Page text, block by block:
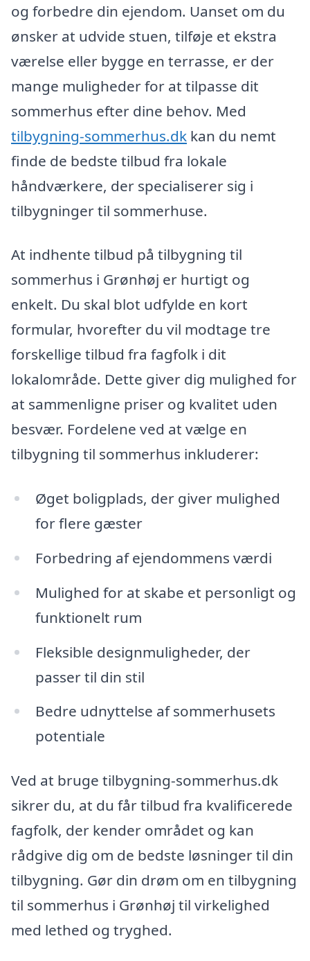
og forbedre din ejendom. Uanset om du
ønsker at udvide stuen, tilføje et ekstra
værelse eller bygge en terrasse, er der
mange muligheder for at tilpasse dit
sommerhus efter dine behov. Med
tilbygning-sommerhus.dk kan du nemt
finde de bedste tilbud fra lokale
håndværkere, der specialiserer sig i
tilbygninger til sommerhuse.
At indhente tilbud på tilbygning til
sommerhus i Grønhøj er hurtigt og
enkelt. Du skal blot udfylde en kort
formular, hvorefter du vil modtage tre
forskellige tilbud fra fagfolk i dit
lokalområde. Dette giver dig mulighed for
at sammenligne priser og kvalitet uden
besvær. Fordelene ved at vælge en
tilbygning til sommerhus inkluderer:
Øget boligplads, der giver mulighed
for flere gæster
Forbedring af ejendommens værdi
Mulighed for at skabe et personligt og
funktionelt rum
Fleksible designmuligheder, der
passer til din stil
Bedre udnyttelse af sommerhusets
potentiale
Ved at bruge tilbygning-sommerhus.dk
sikrer du, at du får tilbud fra kvalificerede
fagfolk, der kender området og kan
rådgive dig om de bedste løsninger til din
tilbygning. Gør din drøm om en tilbygning
til sommerhus i Grønhøj til virkelighed
med lethed og tryghed.